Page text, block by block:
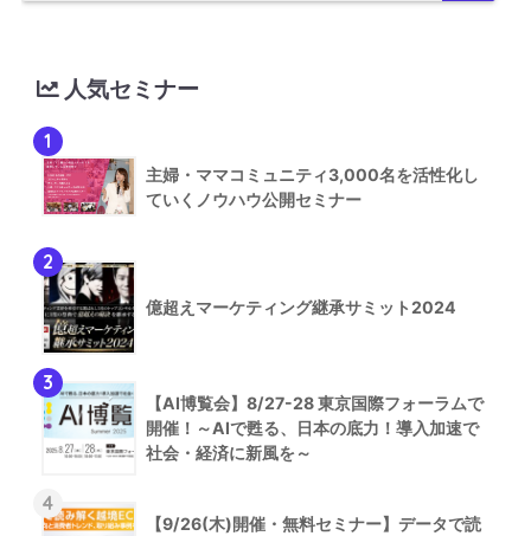
人気セミナー
1
主婦・ママコミュニティ3,000名を活性化し
ていくノウハウ公開セミナー
2
億超えマーケティング継承サミット2024
3
【AI博覧会】8/27-28 東京国際フォーラムで
開催！～AIで甦る、日本の底力！導入加速で
社会・経済に新風を～
4
【9/26(木)開催・無料セミナー】データで読